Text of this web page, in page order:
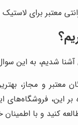
معتبر برای
شدیم، به این
معتبر و مجاز،
این، فروشگاه‌های
کنید و با